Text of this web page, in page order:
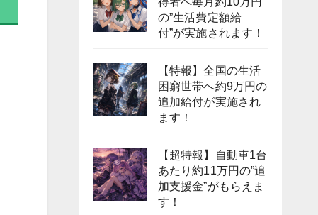
の”生活費定額給
付”が実施されます！
【特報】全国の生活
困窮世帯へ約9万円の
追加給付が実施され
ます！
【超特報】自動車1台
あたり約11万円の”追
加支援金”がもらえま
す！